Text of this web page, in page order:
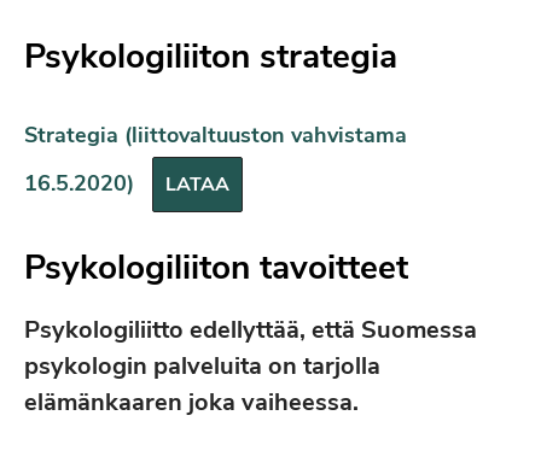
Psykologiliiton strategia
Strategia (liittovaltuuston vahvistama
16.5.2020)
LATAA
Psykologiliiton tavoitteet
Psykologiliitto edellyttää, että Suomessa
psykologin palveluita on tarjolla
elämänkaaren joka vaiheessa.